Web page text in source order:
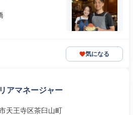
気になる
アマネージャー
天王寺区茶臼山町